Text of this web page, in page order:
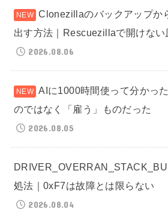
Clonezillaのバックアップか
出す方法｜Rescuezillaで開けな
2026.08.06
AIに1000時間使って分かっ
のではなく「雇う」ものだった
2026.08.05
処法｜0xF7は故障とは限らない
2026.08.04